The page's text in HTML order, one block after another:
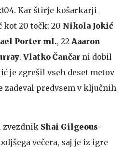
Kar štirje košarkarji
kot 20 točk: 20 Nikola Jokić
Porter ml., 22 Aaaron
. Vlatko Čančar ni dobil
je zgrešil vseh deset metov
zadeval predvsem v ključnih
zvezdnik Shai Gilgeous-
večera, saj je iz igre